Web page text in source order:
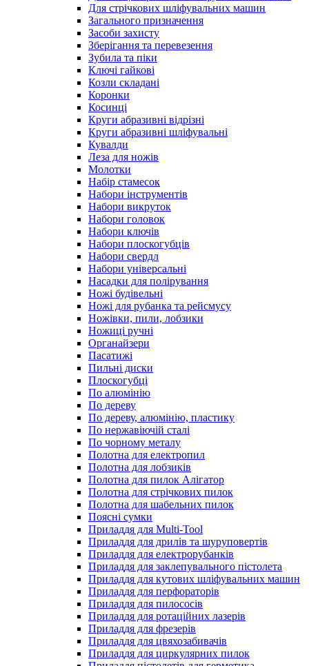
Для стрічкових шліфувальних машин
Загального призначення
Засоби захисту
Зберігання та перевезення
Зубила та піки
Ключі гайкові
Козли складані
Коронки
Косинці
Круги абразивні відрізні
Круги абразивні шліфувальні
Кувалди
Леза для ножів
Молотки
Набір стамесок
Набори інструментів
Набори викруток
Набори головок
Набори ключів
Набори плоскогубців
Набори свердл
Набори універсальні
Насадки для полірування
Ножі будівельні
Ножі для рубанка та рейсмусу
Ножівки, пили, лобзики
Ножиці ручні
Органайзери
Пасатижі
Пильні диски
Плоскогубці
По алюмінію
По дереву
По дереву, алюмінію, пластику
По нержавіючій сталі
По чорному металу
Полотна для електропил
Полотна для лобзиків
Полотна для пилок Алігатор
Полотна для стрічкових пилок
Полотна для шабельних пилок
Поясні сумки
Приладдя для Multi-Tool
Приладдя для дрилів та шуруповертів
Приладдя для електрорубанків
Приладдя для заклепувального пістолета
Приладдя для кутових шліфувальних машин
Приладдя для перфораторів
Приладдя для пилососів
Приладдя для ротаційних лазерів
Приладдя для фрезерів
Приладдя для цвяхозабивачів
Приладдя для циркулярних пилок